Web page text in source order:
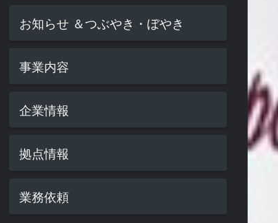
お知らせ ＆つぶやき・ぼやき
事業内容
企業情報
拠点情報
業務依頼